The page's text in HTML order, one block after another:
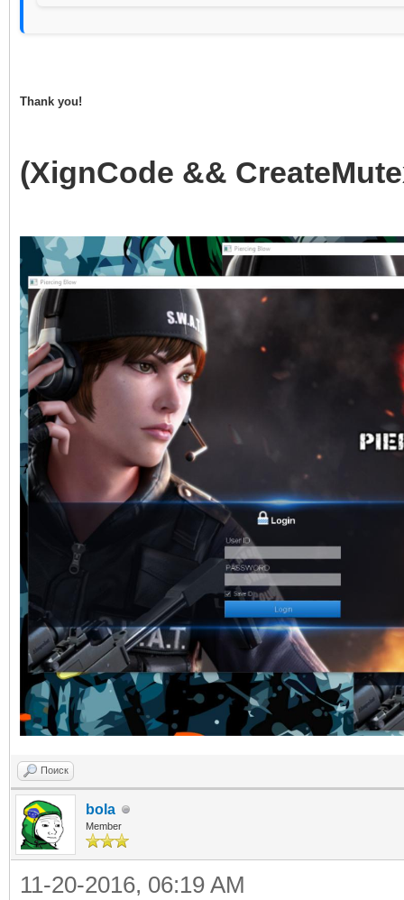
return 0;
//try call
typedef HANDLE
TCreateMutexA
("api-ms-win-core-
"CreateMutexA");
return
}
return nullptr;
Thank you!
(XignCode &&
Поиск
bola
Member
11-20-2016, 06:19 AM